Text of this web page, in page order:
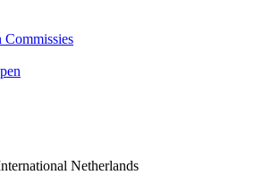
Commissies
Netherlands